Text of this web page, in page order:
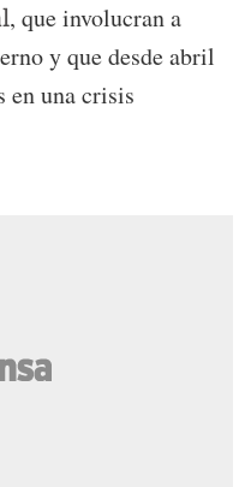
, que involucran a
y que desde abril
en una crisis